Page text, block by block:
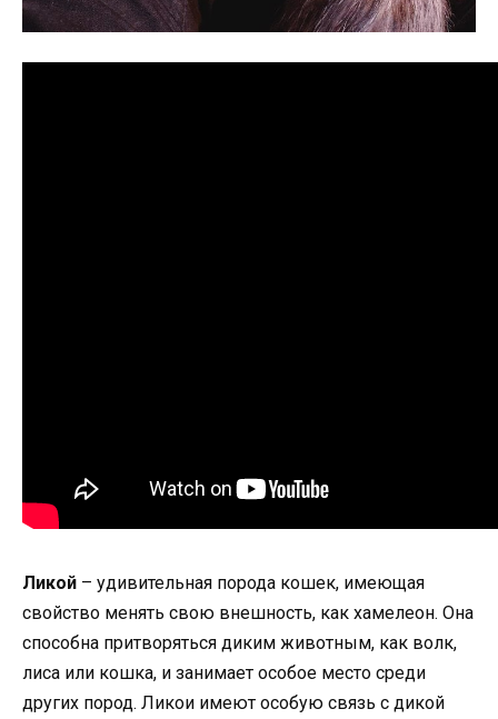
Ликой – удивительная порода кошек, имеющая
свойство менять свою внешность, как хамелеон. Она
способна притворяться диким животным, как волк,
лиса или кошка, и занимает особое место среди
других пород. Ликои имеют особую связь с дикой